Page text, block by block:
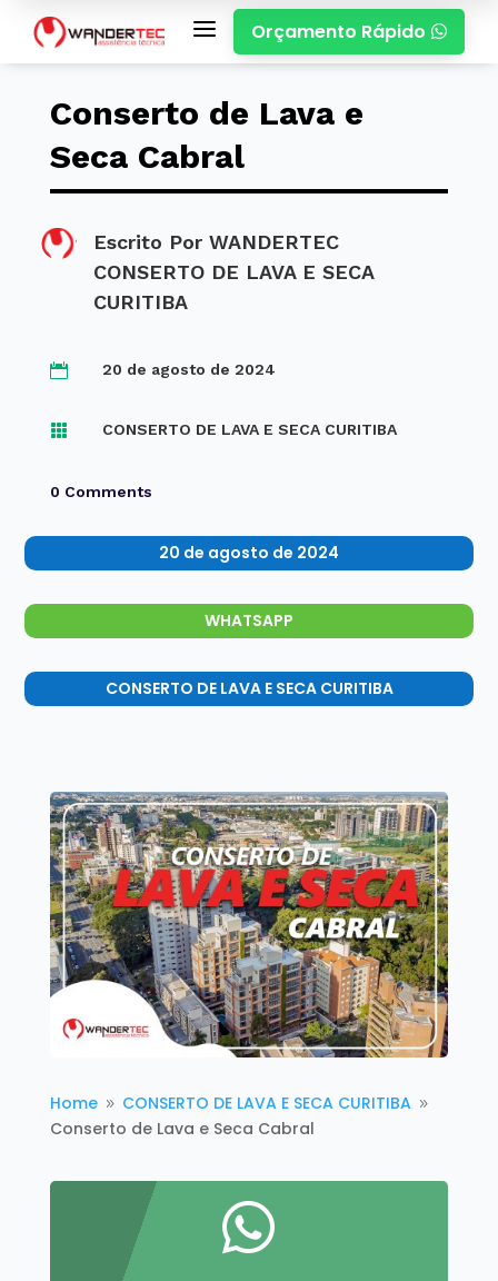
a Orçamento Rápido 
Conserto de Lava e
Seca Cabral
Escrito Por WANDERTEC
CONSERTO DE LAVA E SECA
CURITIBA
 20 de agosto de 2024
 CONSERTO DE LAVA E SECA CURITIBA
0 Comments
20 de agosto de 2024
WHATSAPP
CONSERTO DE LAVA E SECA CURITIBA
Home 9 CONSERTO DE LAVA E SECA CURITIBA 9
Conserto de Lava e Seca Cabral
